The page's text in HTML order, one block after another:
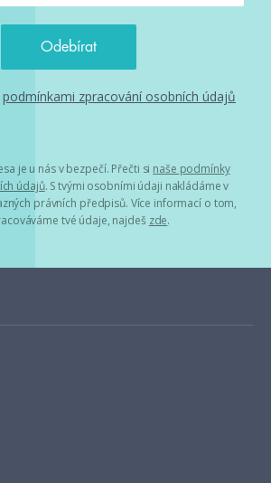
podmínkami zpracování osobních údajů
je u nás v bezpečí. Přečti si naše podmínky
údajů. S tvými osobními údaji nakládáme v
právních předpisů. Více informací o tom,
tvé údaje, najdeš zde.